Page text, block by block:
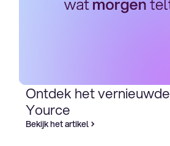
Ontdek het vernieuwde
Yource
Bekijk het artikel